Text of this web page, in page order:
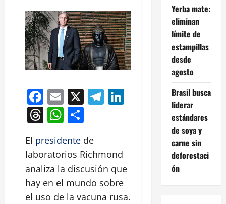
Facebook
Email
X Telegram
LinkedIn
Threads
WhatsApp
El presidente de
laboratorios Richmond
analiza la discusión que
hay en el mundo sobre
el uso de la vacuna rusa.
Yerba mate:
eliminan
límite de
estampillas
desde
agosto
Brasil busca
liderar
estándares
de soya y
carne sin
deforestaci
ón